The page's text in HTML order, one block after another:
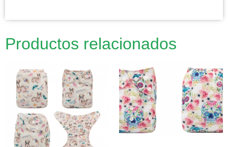
Productos relacionados